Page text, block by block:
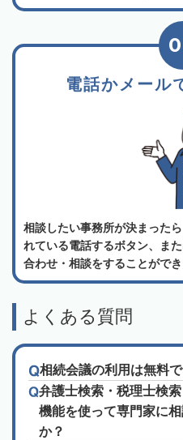
電話かメール
相談したい事務所が決まった
れている電話するボタン、ま
合わせ・相談をすることができ
よくある質問
相続会議の利用は無料
弁護士検索・税理士検
機能を使って専門家に
か？